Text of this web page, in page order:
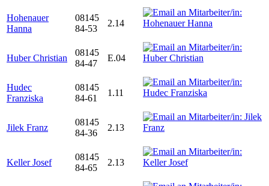
Hohenauer
Hanna
08145
84-53
2.14
Huber Christian
08145
84-47
E.04
Hudec
Franziska
08145
84-61
1.11
Jilek Franz
08145
84-36
2.13
Keller Josef
08145
84-65
2.13